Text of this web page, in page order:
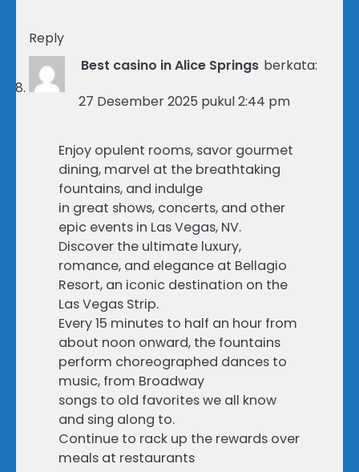
Reply
Best casino in Alice Springs berkata:
27 Desember 2025 pukul 2:44 pm
Enjoy opulent rooms, savor gourmet
dining, marvel at the breathtaking
fountains, and indulge
in great shows, concerts, and other
epic events in Las Vegas, NV.
Discover the ultimate luxury,
romance, and elegance at Bellagio
Resort, an iconic destination on the
Las Vegas Strip.
Every 15 minutes to half an hour from
about noon onward, the fountains
perform choreographed dances to
music, from Broadway
songs to old favorites we all know
and sing along to.
Continue to rack up the rewards over
meals at restaurants